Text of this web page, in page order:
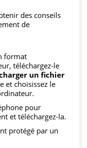
des conseils
de
format
téléchargez-le
un fichier
et choisissez le
pour
et téléchargez-la.
protégé par un